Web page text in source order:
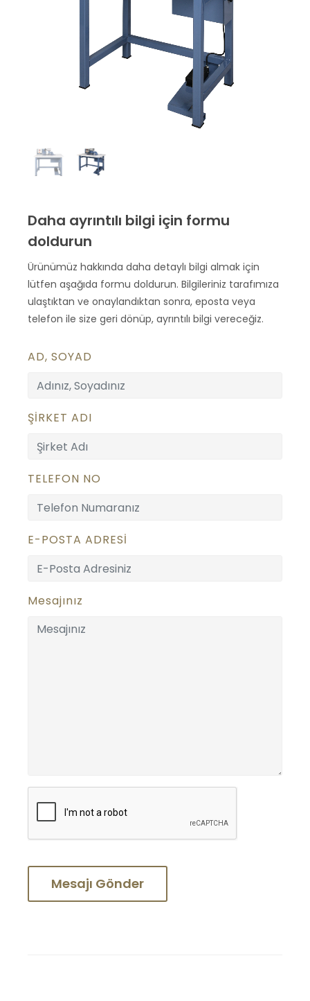
Daha ayrıntılı bilgi için formu
doldurun
Ürünümüz hakkında daha detaylı bilgi almak için
lütfen aşağıda formu doldurun. Bilgileriniz tarafımıza
ulaştıktan ve onaylandıktan sonra, eposta veya
telefon ile size geri dönüp, ayrıntılı bilgi vereceğiz.
AD, SOYAD
ŞİRKET ADI
TELEFON NO
E-POSTA ADRESİ
Mesajınız